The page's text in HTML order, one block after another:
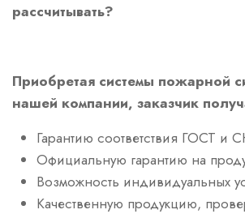
рассчитывать?
Приобретая системы пожарной
нашей компании, заказчик
Гарантию соответствия ГОСТ и
Официальную гарантию на
Возможность индивидуальных
Качественную продукцию,